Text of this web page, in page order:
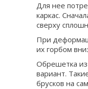
Для нее
каркас.
сверху
При
их горбом
Обрешетка
вариант.
брусков на